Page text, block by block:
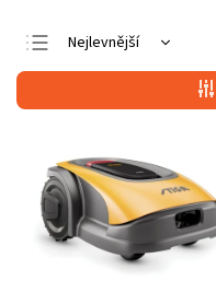
Nejlevnější
Nejdražší
Nejprodávanější